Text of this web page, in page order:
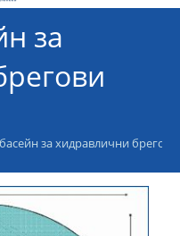
за
за хидравлични брегови